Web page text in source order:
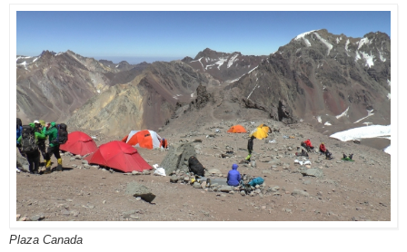
Plaza Canada